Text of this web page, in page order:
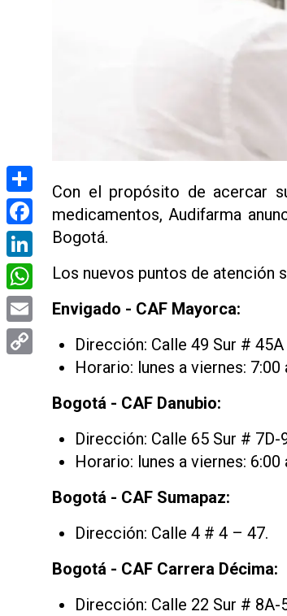
Con el propósito de acercar
medicamentos, Audifarma
Bogotá.
Los nuevos puntos de atención
Envigado - CAF Mayorca:
Dirección: Calle 49 Sur #
Horario: lunes a viernes: 7:00
Bogotá - CAF Danubio:
Dirección: Calle 65 Sur # 7D-
Horario: lunes a viernes: 6:00
Bogotá - CAF Sumapaz:
Dirección: Calle 4 # 4 – 47.
Bogotá - CAF Carrera Décima:
Dirección: Calle 22 Sur # 8A-
Compartir
Facebook
LinkedIn
WhatsApp
Email